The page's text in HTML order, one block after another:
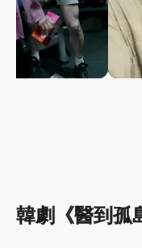
韓劇《醫到孤